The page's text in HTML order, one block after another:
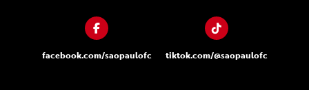
facebook.com/saopaulofc tiktok.com/@saopaulofc